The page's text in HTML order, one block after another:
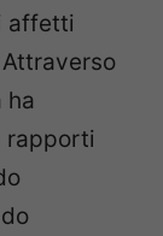
affetti
ha
rapporti